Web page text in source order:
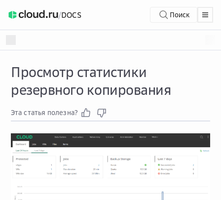
/DOCS Поиск
Просмотр статистики
резервного копирования
Эта статья полезна?